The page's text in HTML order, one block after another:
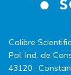
Calibre
Pol. Ind. de
43120 ·